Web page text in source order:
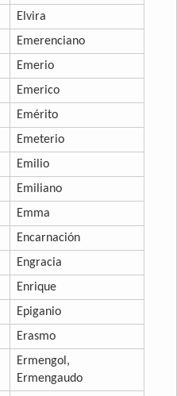
Elvira
Emerenciano
Emerio
Emerico
Emérito
Emeterio
Emilio
Emiliano
Emma
Encarnación
Engracia
Enrique
Epiganio
Erasmo
Ermengol,
Ermengaudo